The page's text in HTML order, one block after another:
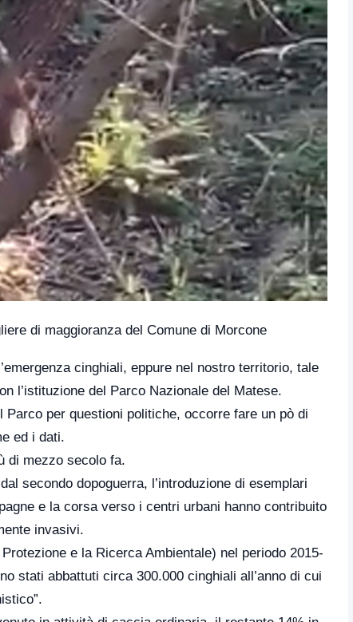
di maggioranza del Comune di Morcone
cinghiali, eppure nel nostro territorio, tale
l’istituzione del Parco Nazionale del Matese.
per questioni politiche, occorre fare un pò di
ed i dati.
di mezzo secolo fa.
secondo dopoguerra, l’introduzione di esemplari
e la corsa verso i centri urbani hanno contribuito
invasivi.
e la Ricerca Ambientale) nel periodo 2015-
stati abbattuti circa 300.000 cinghiali all’anno di cui